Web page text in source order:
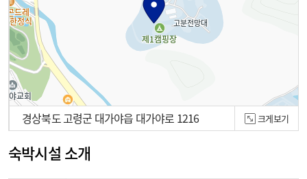
100m
경상북도 고령군 대가야읍 대가야로 1216 크게보기
숙박시설 소개